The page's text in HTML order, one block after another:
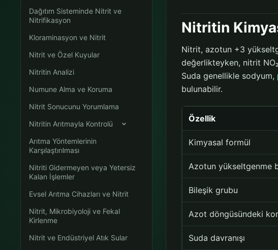
Dağıtım Sisteminde Nitrit ve
Nitrifikasyon
Kloraminasyon ve Nitrit
Nitrit ve Özel Kuyular
Nitritin Analizi
Numune Alma ve Koruma
Nitrit Sonucunu Yorumlama
Nitritin Arıtmayla Kontrolü
Arıtma Yöntemlerinin
Karşılaştırılması
Nitriti Gidermeyen veya Yetersiz
Kalan İşlemler
Evsel Arıtma Cihazları ve Nitrit
Nitrit, Mikrobiyoloji ve Fekal
Kirlenme
Nitrit ve Endüstriyel Atık Sular
Nitritin
Nitrit, azotun +3
değerlikteyken, nitrit
Suda genellikle sodyum,
bulunabilir.
Özellik
Kimyasal formül
Azotun yükseltgenme
Bileşik grubu
Azot döngüsündeki
Suda davranışı